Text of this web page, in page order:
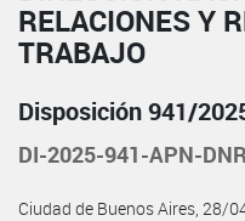
RELACIONES Y
TRABAJO
Disposición 941/
DI-2025-941-APN-
Ciudad de Buenos Aires, 28/